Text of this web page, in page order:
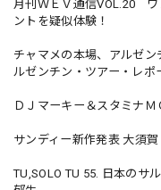
月刊ＷＥＶ通信VOL.20 ワ
ントを疑似体験！
チャマメの本場、アルゼ
ルゼンチン・ツアー・レポ
ＤＪマーキー＆スタミナ
サンディー新作発表 大須
TU,SOLO TU 55. 日本のサ